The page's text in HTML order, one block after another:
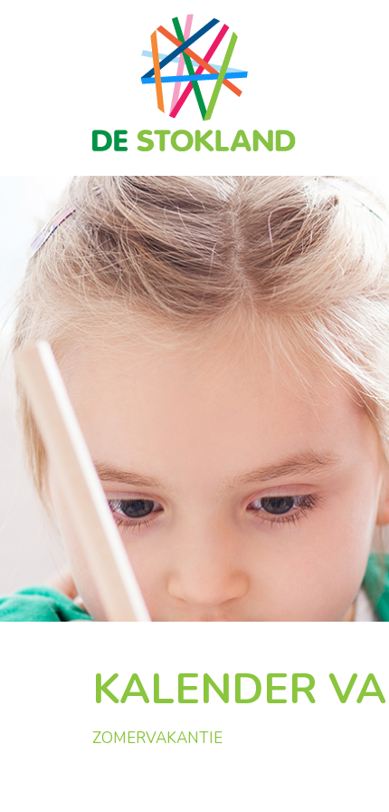
KALENDER
ZOMERVAKANTIE